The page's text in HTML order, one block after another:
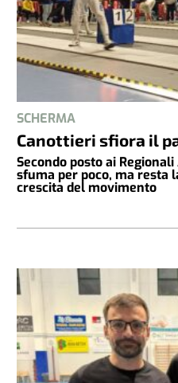
SCHERMA
Canottieri sfiora il
Secondo posto ai
sfuma per poco, ma resta
crescita del movimento